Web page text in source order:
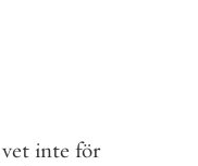
vet inte för